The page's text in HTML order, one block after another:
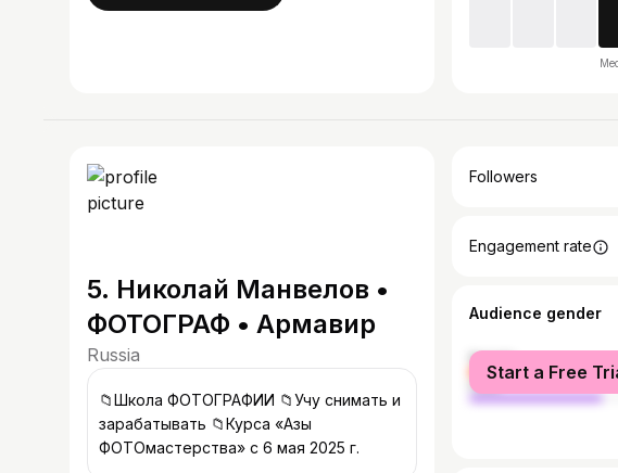
5. Николай Манвелов •
ФОТОГРАФ • Армавир
Russia
📁Школа ФОТОГРАФИИ 📁Учу снимать и
зарабатывать 📁Курса «Азы
ФОТОмастерства» с 6 мая 2025 г.
Followers
Engagement rate
Audience gender
female
male
Start a Free